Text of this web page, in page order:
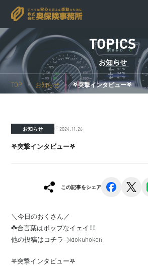
TOPICS
お知らせ
TOP お知らせ 𖤐突撃インタビュー𖤐
お知らせ 2024.11.26
𖤐突撃インタビュー𖤐
この記事をシェア facebook
＼今日のおくさん／
☘️合言葉はポップなイェイ！！
他の投稿はコチラ→@okuhoken
𖤐突撃インタビュー𖤐